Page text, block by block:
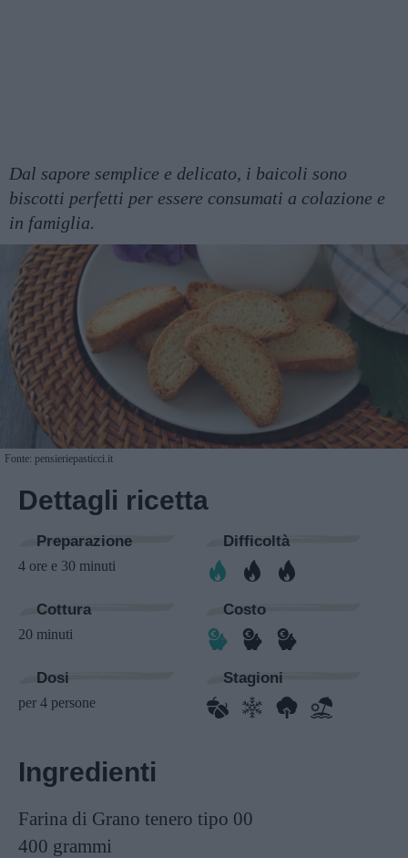
Dal sapore semplice e delicato, i baicoli sono
biscotti perfetti per essere consumati a colazione e
in famiglia.
Fonte: pensieriepasticci.it
Dettagli ricetta
Preparazione
4 ore e 30 minuti
Difficoltà
Cottura
20 minuti
Costo
Dosi
per 4 persone
Stagioni
Ingredienti
Farina di Grano tenero tipo 00
400 grammi